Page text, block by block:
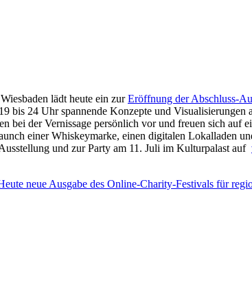
lädt heute ein zurEröffnung der Abschluss-
bis 24 Uhr spannende Konzepte und
bei der Vernissage persönlich vor und freuen sich auf
einer Whiskeymarke, einen digitalen Lokalladen
und zur Party am 11. Juli im Kulturpalast auf
neue Ausgabe des Online-Charity-Festivals für